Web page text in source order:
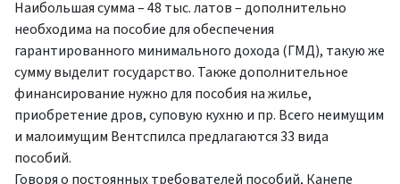
Наибольшая сумма – 48 тыс. латов – дополнительно
необходима на пособие для обеспечения
гарантированного минимального дохода (ГМД), такую же
сумму выделит государство. Также дополнительное
финансирование нужно для пособия на жилье,
приобретение дров, суповую кухню и пр. Всего неимущим
и малоимущим Вентспилса предлагаются 33 вида
пособий.
Говоря о постоянных требователей пособий, Канепе